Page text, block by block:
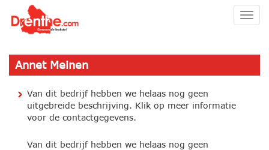
Annet Meinen
Van dit bedrijf hebben we helaas nog geen
uitgebreide beschrijving. Klik op meer informatie
voor de contactgegevens.
Van dit bedrijf hebben we helaas nog geen